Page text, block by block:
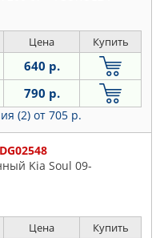
Цена Купить
640 р.
790 р.
(2) от 705 р.
Kia Soul 09-
Цена Купить